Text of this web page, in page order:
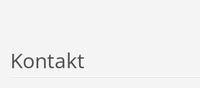
Kontakt